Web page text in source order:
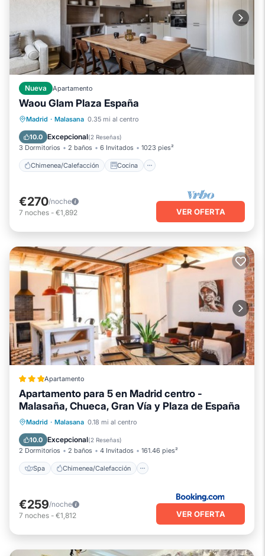
Nueva Apartamento
Waou Glam Plaza España
Madrid · Malasana 0.35 mi al centro
10.0 Excepcional(2 Reseñas)
3 Dormitorios 2 baños 6 Invitados 1023 pies²
Chimenea/Calefacción Cocina
Chimenea/Calefacción
Aire acondicionado
€270/noche
7 noches - €1,892 VER OFERTA
Apartamento
Apartamento para 5 en Madrid centro -
Malasaña, Chueca, Gran Vía y Plaza de España
Madrid · Malasana 0.18 mi al centro
10.0 Excepcional(2 Reseñas)
2 Dormitorios 2 baños 4 Invitados 161.46 pies²
Spa Chimenea/Calefacción
Spa
Chimenea/Calefacción
Se admiten mascotas
Aire acondicionado
€259/noche
7 noches - €1,812 VER OFERTA